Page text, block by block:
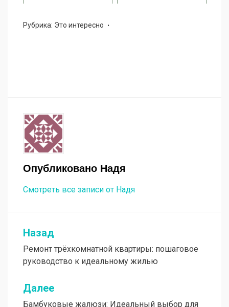
Рубрика: Это интересно
Опубликовано Надя
Смотреть все записи от Надя
Навигация
по
записям
Назад
Ремонт трёхкомнатной квартиры: пошаговое
руководство к идеальному жилью
Далее
Бамбуковые жалюзи: Идеальный выбор для